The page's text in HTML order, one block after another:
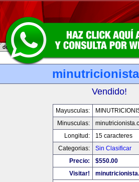
Vendido!
Mayusculas:
Minusculas:
Longitud:
15 caracteres
Categorias:
Sin Clasificar
Precio:
$550.00
Visitar!